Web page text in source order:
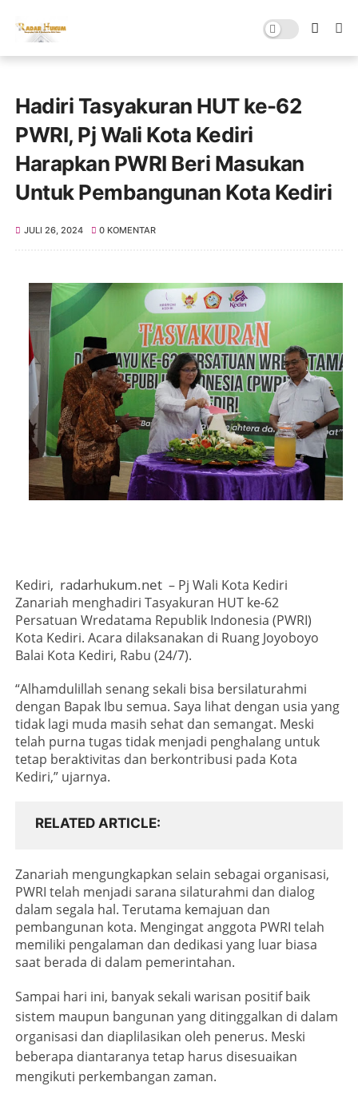
Hadiri Tasyakuran HUT ke-62
PWRI, Pj Wali Kota Kediri
Harapkan PWRI Beri Masukan
Untuk Pembangunan Kota Kediri
JULI 26, 2024 0 KOMENTAR
Kediri, radarhukum.net – Pj Wali Kota Kediri
Zanariah menghadiri Tasyakuran HUT ke-62
Persatuan Wredatama Republik Indonesia (PWRI)
Kota Kediri. Acara dilaksanakan di Ruang Joyoboyo
Balai Kota Kediri, Rabu (24/7).
“Alhamdulillah senang sekali bisa bersilaturahmi
dengan Bapak Ibu semua. Saya lihat dengan usia yang
tidak lagi muda masih sehat dan semangat. Meski
telah purna tugas tidak menjadi penghalang untuk
tetap beraktivitas dan berkontribusi pada Kota
Kediri,” ujarnya.
RELATED ARTICLE
Zanariah mengungkapkan selain sebagai organisasi,
PWRI telah menjadi sarana silaturahmi dan dialog
dalam segala hal. Terutama kemajuan dan
pembangunan kota. Mengingat anggota PWRI telah
memiliki pengalaman dan dedikasi yang luar biasa
saat berada di dalam pemerintahan.
Sampai hari ini, banyak sekali warisan positif baik
sistem maupun bangunan yang ditinggalkan di dalam
organisasi dan diaplilasikan oleh penerus. Meski
beberapa diantaranya tetap harus disesuaikan
mengikuti perkembangan zaman.